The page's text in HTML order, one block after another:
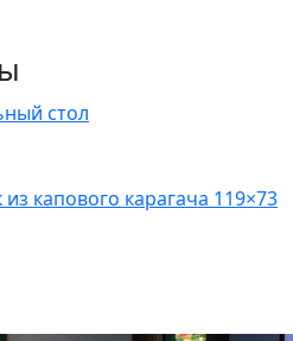
капового карагача 119×73